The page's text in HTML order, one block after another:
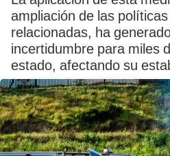
ampliación de las
relacionadas, ha
incertidumbre para miles
estado, afectando su